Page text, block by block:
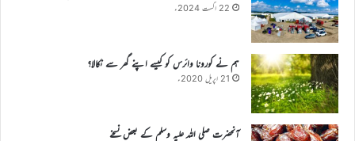
22 اگست 2024ء
ہم نے کورونا وائرس کو کیسے اپنے گھر سے نکالا؟
21 اپریل 2020ء
آنحضرت صلی اللہ علیہ وسلم کے بعض نسخے